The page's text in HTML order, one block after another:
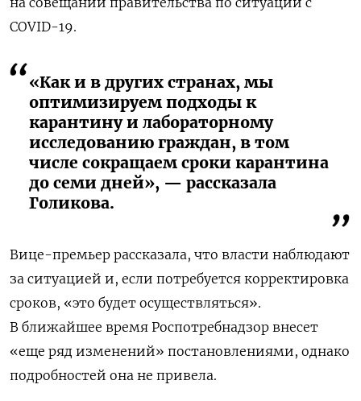
COVID-19.
«Как и в других странах, мы
оптимизируем подходы к
карантину и лабораторному
исследованию граждан, в том
числе сокращаем сроки карантина
до семи дней», — рассказала
Голикова.
Вице-премьер рассказала, что власти наблюдают
за ситуацией и, если потребуется корректировка
сроков, «это будет осуществляться».
В ближайшее время Роспотребнадзор внесет
«еще ряд изменений» постановлениями, однако
подробностей она не привела.